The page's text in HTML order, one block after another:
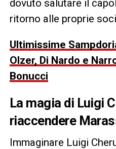
dovuto salutare il
ritorno alle proprie
Ultimissime
Olzer, Di Nardo e
Bonucci
La magia di Luigi
riaccendere
Immaginare Luigi